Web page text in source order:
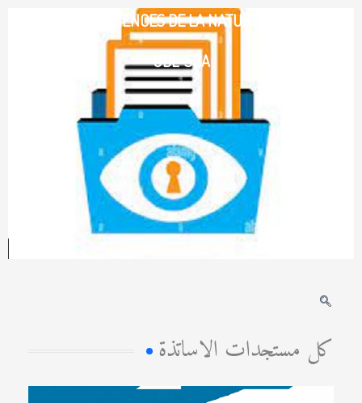
كل مستجدات الاساتذة
FACULTE DES SCIENCES DE LA NATURE ET DE LA VIE-
UDL-SBA